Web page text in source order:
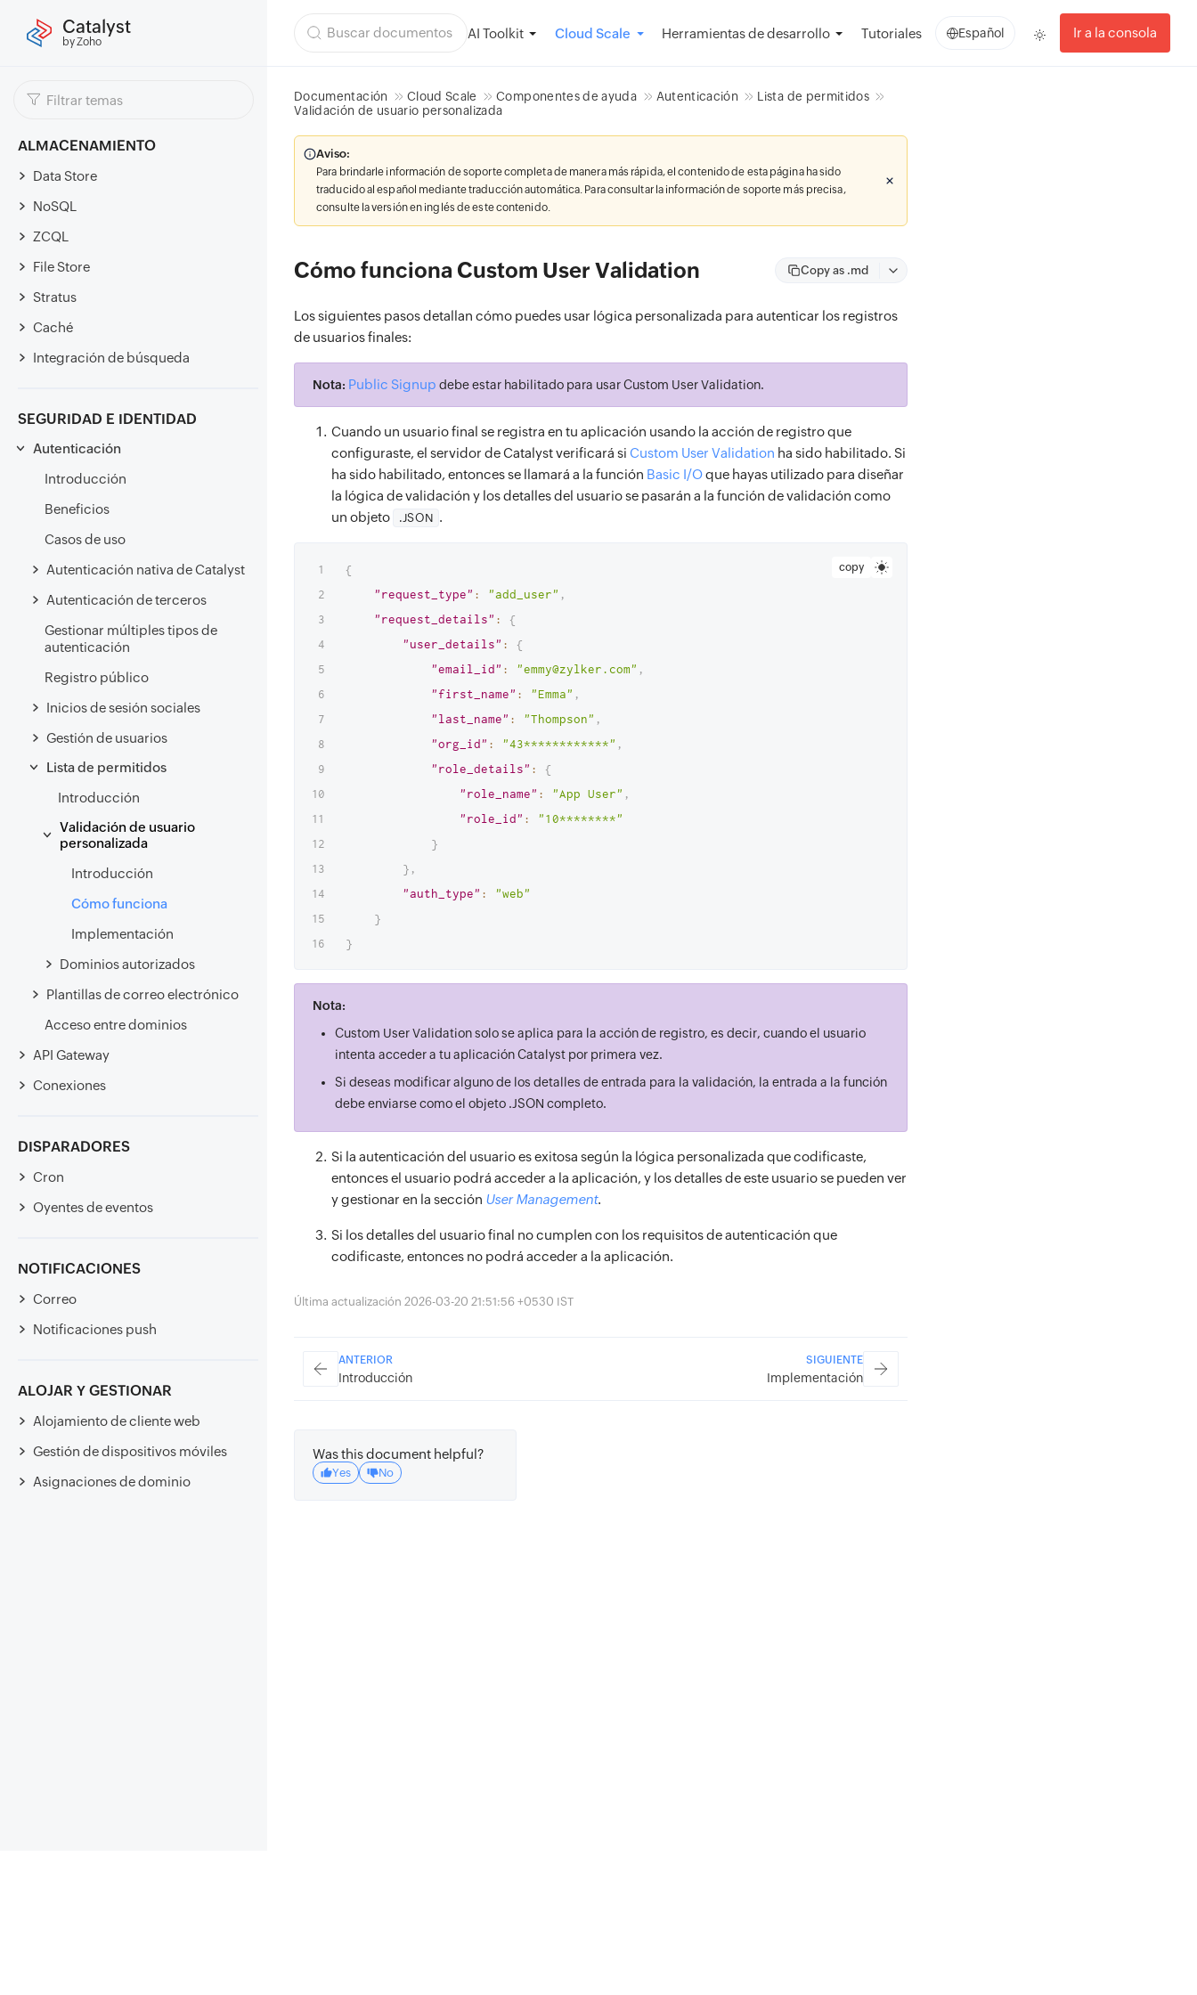
Catalyst
by Zoho
AI Toolkit Cloud Scale Herramientas de desarrollo Tutoriales Español Ir a la consola
ALMACENAMIENTO
Data Store
NoSQL
ZCQL
File Store
Stratus
Caché
Integración de búsqueda
SEGURIDAD E IDENTIDAD
Autenticación
Introducción
Beneficios
Casos de uso
Autenticación nativa de Catalyst
Autenticación de terceros
Gestionar múltiples tipos de
autenticación
Registro público
Inicios de sesión sociales
Gestión de usuarios
Lista de permitidos
Introducción
Validación de usuario
personalizada
Introducción
Cómo funciona
Implementación
Dominios autorizados
Plantillas de correo electrónico
Acceso entre dominios
API Gateway
Conexiones
DISPARADORES
Cron
Oyentes de eventos
NOTIFICACIONES
Correo
Notificaciones push
ALOJAR Y GESTIONAR
Alojamiento de cliente web
Gestión de dispositivos móviles
Asignaciones de dominio
Documentación Cloud Scale Componentes de ayuda Autenticación
Lista de permitidos
Validación de usuario personalizada
Aviso:
Para brindarle información de soporte completa de manera más rápida, el contenido de esta página ha sido
traducido al español mediante traducción automática. Para consultar la información de soporte más precisa,
consulte la versión en inglés de este contenido.
Cómo funciona Custom User Validation Copy as .md
Los siguientes pasos detallan cómo puedes usar lógica personalizada para autenticar los registros
de usuarios finales:
Nota: Public Signup debe estar habilitado para usar Custom User Validation.
Cuando un usuario final se registra en tu aplicación usando la acción de registro que
configuraste, el servidor de Catalyst verificará si Custom User Validation ha sido habilitado. Si
ha sido habilitado, entonces se llamará a la función Basic I/Oque hayas utilizado para diseñar
la lógica de validación y los detalles del usuario se pasarán a la función de validación como
un objeto
.JSON .
copy
{
"request_type" : "add_user" ,
"request_details" :
{
"user_details" :
{
"email_id" : "emmy@zylker.com" ,
"first_name" : "Emma" ,
"last_name" : "Thompson" ,
"org_id" : "43************" ,
"role_details" :
{
"role_name" : "App User" ,
"role_id" :
"10********"
}
} ,
"auth_type" :
"web"
}
}
Nota:
Custom User Validation solo se aplica para la acción de registro, es decir, cuando el usuario
intenta acceder a tu aplicación Catalyst por primera vez.
Si deseas modificar alguno de los detalles de entrada para la validación, la entrada a la función
debe enviarse como el objeto .JSON completo.
Si la autenticación del usuario es exitosa según la lógica personalizada que codificaste,
entonces el usuario podrá acceder a la aplicación, y los detalles de este usuario se pueden ver
y gestionar en la sección User Management.
Si los detalles del usuario final no cumplen con los requisitos de autenticación que
codificaste, entonces no podrá acceder a la aplicación.
Última actualización 2026-03-20 21:51:56 +0530 IST
ANTERIOR
Introducción
SIGUIENTE
Implementación
Was this document helpful?
Yes No